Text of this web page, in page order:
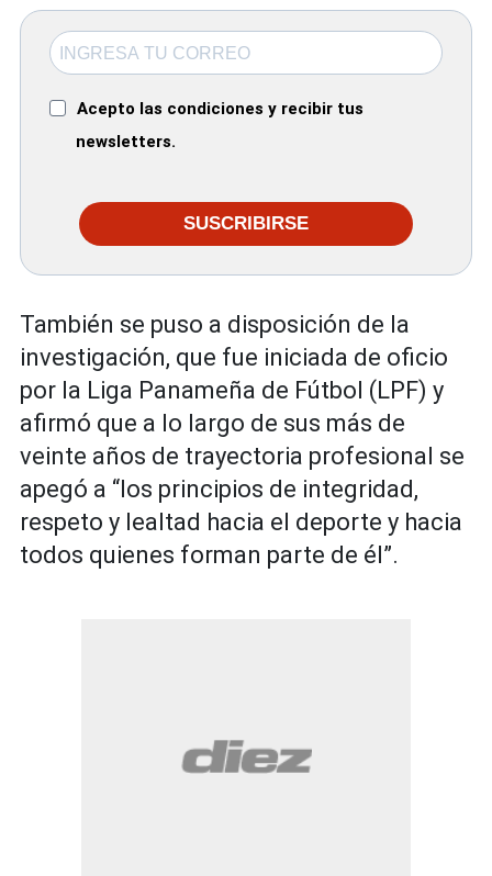
Acepto las condiciones y recibir tus
newsletters.
SUSCRIBIRSE
También se puso a disposición de la
investigación, que fue iniciada de oficio
por la Liga Panameña de Fútbol (LPF) y
afirmó que a lo largo de sus más de
veinte años de trayectoria profesional se
apegó a “los principios de integridad,
respeto y lealtad hacia el deporte y hacia
todos quienes forman parte de él”.